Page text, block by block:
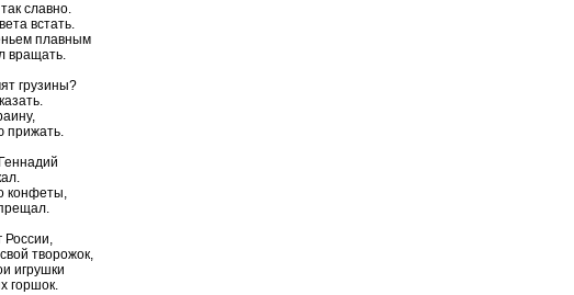
славно.
встать.
плавным
вращать.
грузины?
прижать.
конфеты,
России,
творожок,
игрушки
горшок.